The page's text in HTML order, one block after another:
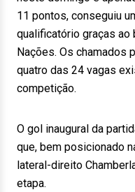
11 pontos, conseguiu
qualificatório graças ao
Nações. Os chamados
quatro das 24 vagas
competição.
O gol inaugural da
que, bem posicionado
lateral-direito
etapa.